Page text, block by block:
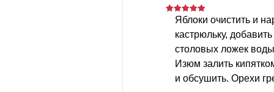
Яблоки очистить и
кастрюльку,
столовых ложек
Изюм залить
и обсушить. Орехи